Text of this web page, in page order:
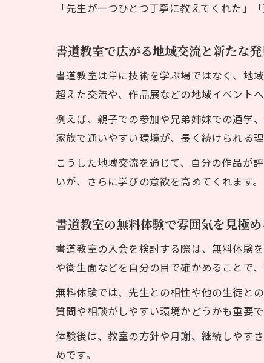
「先生が一つひとつ丁寧に教えてくれた」
書道教室で広がる地域交流と新たな
書道教室は単に技術を学ぶ場ではなく、地
超えた交流や、作品展などの地域イベント
例えば、親子での参加や兄弟姉妹での通学
家族で通いやすい環境が、長く続けられる理
こうした地域交流を通じて、自分の作品が
いが、さらに学びの意欲を高めてくれます。
書道教室の無料体験で雰囲気を見極
書道教室の入会を検討する際は、無料体験
や衛生面などを自分の目で確かめることで
無料体験では、先生との相性や他の生徒と
質問や相談がしやすい環境かどうかも重要で
体験後は、教室の方針や月謝、継続しやす
めです。